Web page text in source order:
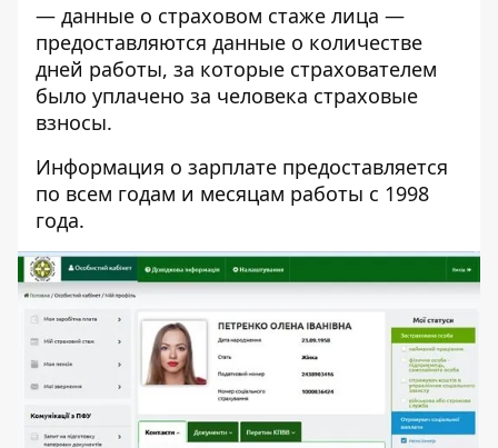
— данные о страховом стаже лица —
предоставляются данные о количестве
дней работы, за которые страхователем
было уплачено за человека страховые
взносы.
Информация о зарплате предоставляется
по всем годам и месяцам работы с 1998
года.